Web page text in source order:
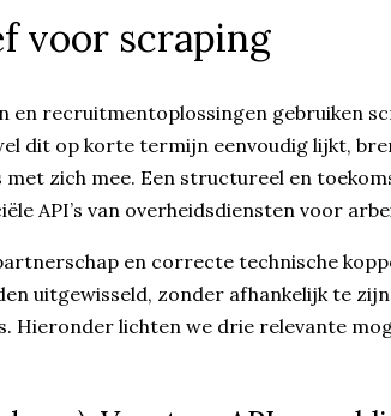
voor scraping
en recruitmentoplossingen gebruiken
dit op korte termijn eenvoudig lijkt,
met zich mee. Een structureel en
API’s van overheidsdiensten voor
en correcte technische
uitgewisseld, zonder afhankelijk te
Hieronder lichten we drie relevante